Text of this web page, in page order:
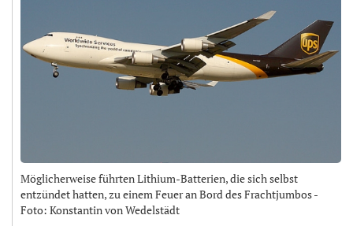
Möglicherweise führten Lithium-Batterien, die sich selbst
entzündet hatten, zu einem Feuer an Bord des Frachtjumbos -
Foto: Konstantin von Wedelstädt